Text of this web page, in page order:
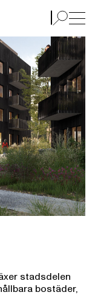
stadsdelen
bostäder,